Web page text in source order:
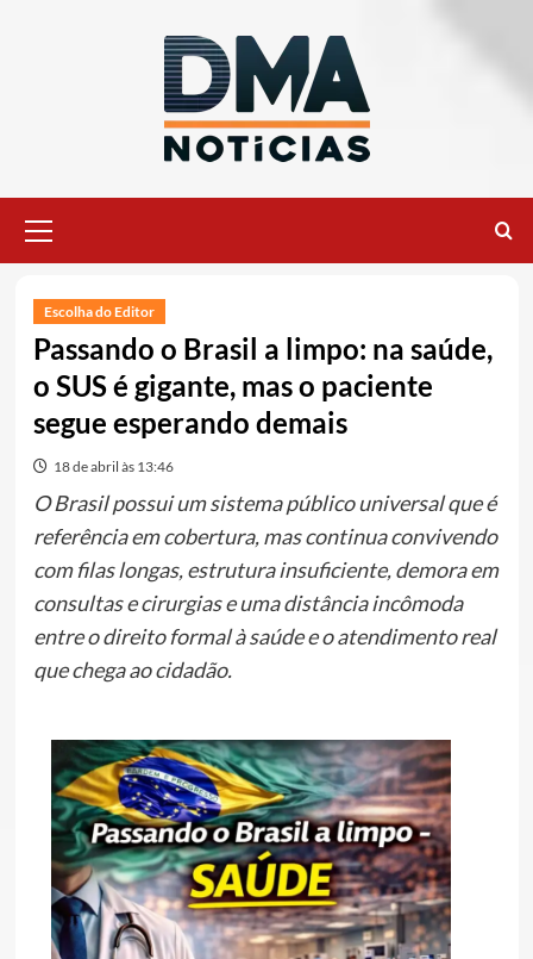
principal
Escolha do Editor
Passando o Brasil a limpo: na saúde,
o SUS é gigante, mas o paciente
segue esperando demais
18 de abril às 13:46
O Brasil possui um sistema público universal que é
referência em cobertura, mas continua convivendo
com filas longas, estrutura insuficiente, demora em
consultas e cirurgias e uma distância incômoda
entre o direito formal à saúde e o atendimento real
que chega ao cidadão.